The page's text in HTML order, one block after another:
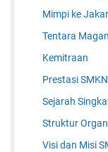
Mimpi ke
Tentara
Kemitraan
Prestasi
Sejarah
Struktur
Visi dan Misi